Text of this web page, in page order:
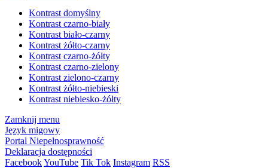
Kontrast domyślny
Kontrast czarno-biały
Kontrast biało-czarny
Kontrast żółto-czarny
Kontrast czarno-żółty
Kontrast czarno-zielony
Kontrast zielono-czarny
Kontrast żółto-niebieski
Kontrast niebiesko-żółty
Zamknij menu
Język migowy
Portal Niepełnosprawność
Deklaracja dostępności
FacebookYouTube Tik Tok Instagram RSS